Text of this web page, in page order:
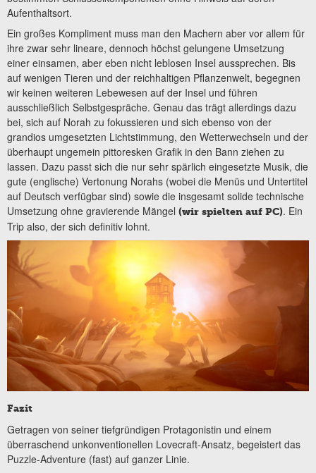
Aufenthaltsort.
Ein großes Kompliment muss man den Machern aber vor allem für
ihre zwar sehr lineare, dennoch höchst gelungene Umsetzung
einer einsamen, aber eben nicht leblosen Insel aussprechen. Bis
auf wenigen Tieren und der reichhaltigen Pflanzenwelt, begegnen
wir keinen weiteren Lebewesen auf der Insel und führen
ausschließlich Selbstgespräche. Genau das trägt allerdings dazu
bei, sich auf Norah zu fokussieren und sich ebenso von der
grandios umgesetzten Lichtstimmung, den Wetterwechseln und der
überhaupt ungemein pittoresken Grafik in den Bann ziehen zu
lassen. Dazu passt sich die nur sehr spärlich eingesetzte Musik, die
gute (englische) Vertonung Norahs (wobei die Menüs und Untertitel
auf Deutsch verfügbar sind) sowie die insgesamt solide technische
Umsetzung ohne gravierende Mängel (wir spielten auf PC). Ein
Trip also, der sich definitiv lohnt.
Fazit
Getragen von seiner tiefgründigen Protagonistin und einem
überraschend unkonventionellen Lovecraft-Ansatz, begeistert das
Puzzle-Adventure (fast) auf ganzer Linie.